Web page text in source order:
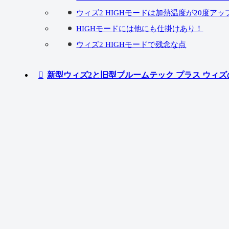
ウィズ2 HIGHモードは加熱温度が20度アッ
HIGHモードには他にも仕掛けあり！
ウィズ2 HIGHモードで残念な点
新型ウィズ2と旧型プルームテック プラス ウィズ